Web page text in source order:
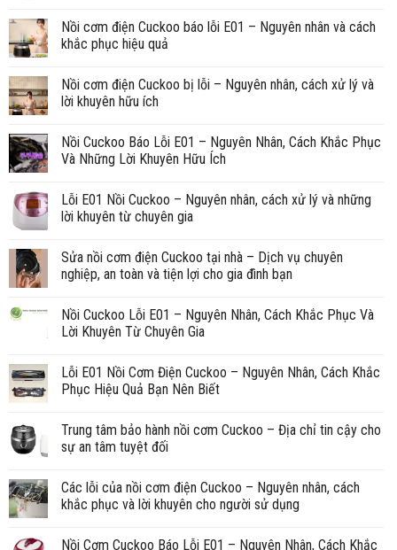
Nồi cơm điện Cuckoo báo lỗi E01 – Nguyên nhân và cách
khắc phục hiệu quả
Nồi cơm điện Cuckoo bị lỗi – Nguyên nhân, cách xử lý và
lời khuyên hữu ích
Nồi Cuckoo Báo Lỗi E01 – Nguyên Nhân, Cách Khắc Phục
Và Những Lời Khuyên Hữu Ích
Lỗi E01 Nồi Cuckoo – Nguyên nhân, cách xử lý và những
lời khuyên từ chuyên gia
Sửa nồi cơm điện Cuckoo tại nhà – Dịch vụ chuyên
nghiệp, an toàn và tiện lợi cho gia đình bạn
Nồi Cuckoo Lỗi E01 – Nguyên Nhân, Cách Khắc Phục Và
Lời Khuyên Từ Chuyên Gia
Lỗi E01 Nồi Cơm Điện Cuckoo – Nguyên Nhân, Cách Khắc
Phục Hiệu Quả Bạn Nên Biết
Trung tâm bảo hành nồi cơm Cuckoo – Địa chỉ tin cậy cho
sự an tâm tuyệt đối
Các lỗi của nồi cơm điện Cuckoo – Nguyên nhân, cách
khắc phục và lời khuyên cho người sử dụng
Nồi Cơm Cuckoo Báo Lỗi E01 – Nguyên Nhân, Cách Khắc